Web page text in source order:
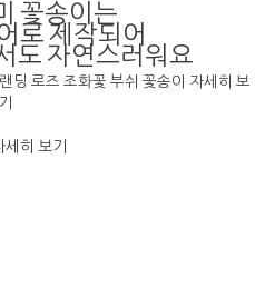
꽃송이는
로 제작되어
도 자연스러워요
세히 보기